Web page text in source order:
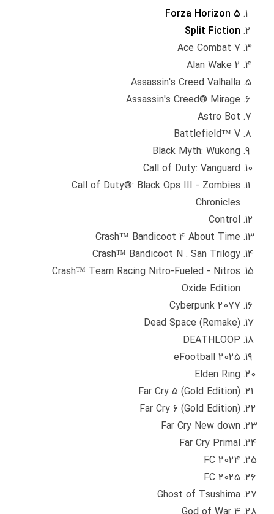
Forza Horizon 5
Split Fiction
Ace Combat 7
Alan Wake 2
Assassin's Creed Valhalla
Assassin's Creed® Mirage
Astro Bot
Battlefield™ V
Black Myth: Wukong
Call of Duty: Vanguard
Call of Duty®: Black Ops III - Zombies
Chronicles
Control
Crash™ Bandicoot 4 About Time
Crash™ Bandicoot N . San Trilogy
Crash™ Team Racing Nitro-Fueled - Nitros
Oxide Edition
Cyberpunk 2077
Dead Space (Remake)
DEATHLOOP
eFootball 2025
Elden Ring
Far Cry 5 (Gold Edition)
Far Cry 6 (Gold Edition)
Far Cry New down
Far Cry Primal
FC 2024
FC 2025
Ghost of Tsushima